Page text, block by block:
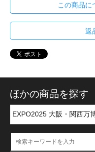
この商品に
返
ほかの商品を探す